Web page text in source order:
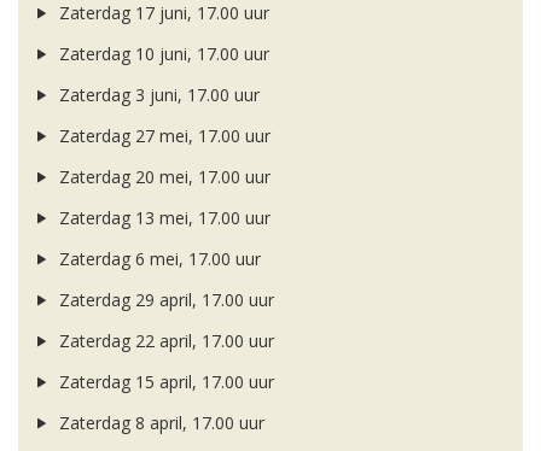
Zaterdag 17 juni, 17.00 uur
Zaterdag 10 juni, 17.00 uur
Zaterdag 3 juni, 17.00 uur
Zaterdag 27 mei, 17.00 uur
Zaterdag 20 mei, 17.00 uur
Zaterdag 13 mei, 17.00 uur
Zaterdag 6 mei, 17.00 uur
Zaterdag 29 april, 17.00 uur
Zaterdag 22 april, 17.00 uur
Zaterdag 15 april, 17.00 uur
Zaterdag 8 april, 17.00 uur